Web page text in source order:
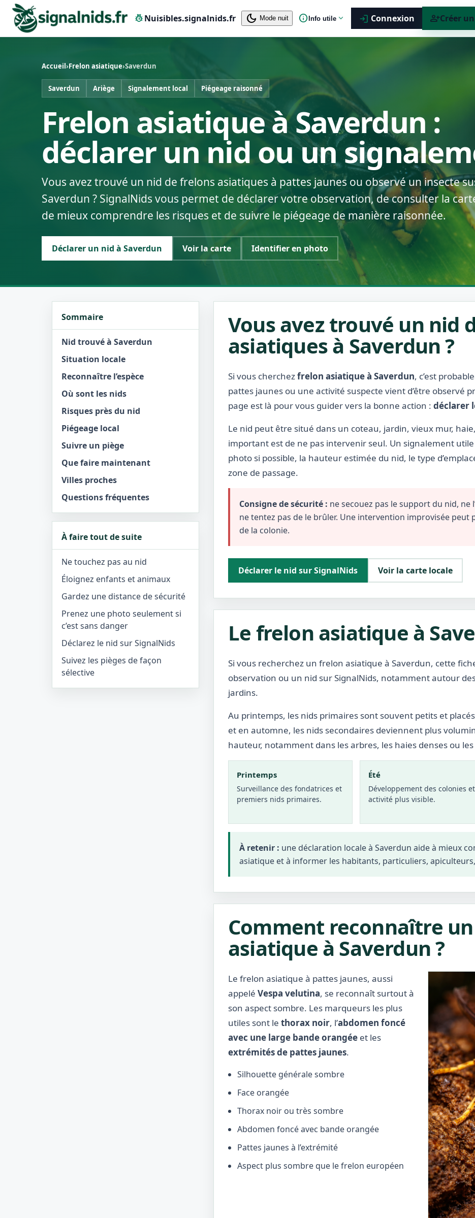
pest_controlNuisibles.signalnids.fr dark_mode Mode nuit infoInfo utile expand_more login Connexion person_addCréer
Accueil›Frelon asiatique›Saverdun
Saverdun Ariège Signalement local Piégeage raisonné
Frelon asiatique à Saverdun :
déclarer un nid ou un
Vous avez trouvé un nid de frelons asiatiques à pattes jaunes ou observé un insecte
Saverdun ? SignalNids vous permet de déclarer votre observation, de consulter la
de mieux comprendre les risques et de suivre le piégeage de manière raisonnée.
Déclarer un nid à Saverdun Voir la carte Identifier en photo
Sommaire
Nid trouvé à Saverdun
Situation locale
Reconnaître l’espèce
Où sont les nids
Risques près du nid
Piégeage local
Suivre un piège
Que faire maintenant
Villes proches
Questions fréquentes
À faire tout de suite
Ne touchez pas au nid
Éloignez enfants et animaux
Gardez une distance de sécurité
Prenez une photo seulement si
c’est sans danger
Déclarez le nid sur SignalNids
Suivez les pièges de façon
sélective
Vous avez trouvé un nid
asiatiques à Saverdun ?
Si vous cherchezfrelon asiatique à Saverdun, c’est
pattes jaunes ou une activité suspecte vient d’être observé
page est là pour vous guider vers la bonne action : déclarer
Le nid peut être situé dans un coteau, jardin, vieux mur,
important est de ne pas intervenir seul. Un signalement
photo si possible, la hauteur estimée du nid, le type
zone de passage.
Consigne de sécurité : ne secouez pas le support du nid, ne
ne tentez pas de le brûler. Une intervention improvisée peut
de la colonie.
Déclarer le nid sur SignalNids Voir la carte locale
Le frelon asiatique à
Si vous recherchez un frelon asiatique à Saverdun, cette
observation ou un nid sur SignalNids, notamment autour
jardins.
Au printemps, les nids primaires sont souvent petits et
et en automne, les nids secondaires deviennent plus
hauteur, notamment dans les arbres, les haies denses ou
Printemps
Surveillance des fondatrices et
premiers nids primaires.
Été
Développement des colonies et
activité plus visible.
À retenir : une déclaration locale à Saverdun aide à mieux
asiatique et à informer les habitants, particuliers,
Comment reconnaître
asiatique à Saverdun ?
Le frelon asiatique à pattes jaunes, aussi
appelé Vespa velutina, se reconnaît surtout à
son aspect sombre. Les marqueurs les plus
utiles sont le thorax noir, l’abdomen foncé
avec une large bande orangée et les
extrémités de pattes jaunes.
Silhouette générale sombre
Face orangée
Thorax noir ou très sombre
Abdomen foncé avec bande orangée
Pattes jaunes à l’extrémité
Aspect plus sombre que le frelon européen